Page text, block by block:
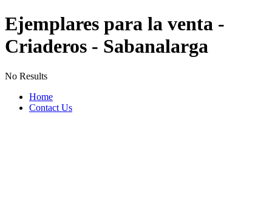
Ejemplares para la venta -
Criaderos - Sabanalarga
No Results
Home
Contact Us